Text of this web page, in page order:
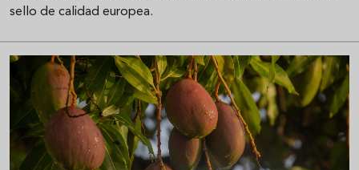
sello de calidad europea.